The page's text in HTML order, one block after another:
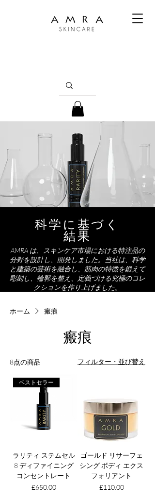
結果
科学に基づく
AMRA は、スキンケア市場における特注品の
分野を設計し、開発しました。当社は、科学
と建築の芸術を融合し、筋肉の特徴を鍛えて
彫刻し、輪郭を整え、定義づける究極のコレ
クションを作り上げました。
ホーム 瘢痕
瘢痕
8点の商品 フィルター・並び替え
ベストセラー
ラリティ ステムセル
8 ディファイニング
コンセントレート
価格
£650.00
ゴールド リサーフェ
シング ボディ エクス
フォリアント
価格
£110.00